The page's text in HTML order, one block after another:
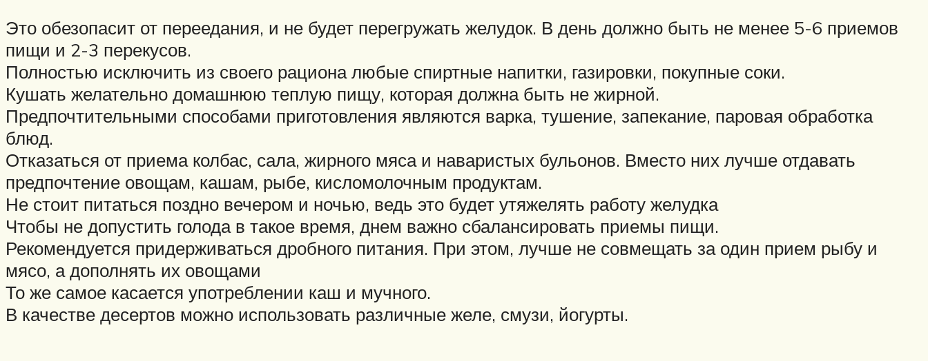
Это обезопасит от переедания, и не будет перегружать желудок. В день должно быть не менее 5-6 приемов
пищи и 2-3 перекусов.
Полностью исключить из своего рациона любые спиртные напитки, газировки, покупные соки.
Кушать желательно домашнюю теплую пищу, которая должна быть не жирной.
Предпочтительными способами приготовления являются варка, тушение, запекание, паровая обработка
блюд.
Отказаться от приема колбас, сала, жирного мяса и наваристых бульонов. Вместо них лучше отдавать
предпочтение овощам, кашам, рыбе, кисломолочным продуктам.
Не стоит питаться поздно вечером и ночью, ведь это будет утяжелять работу желудка
Чтобы не допустить голода в такое время, днем важно сбалансировать приемы пищи.
Рекомендуется придерживаться дробного питания. При этом, лучше не совмещать за один прием рыбу и
мясо, а дополнять их овощами
То же самое касается употреблении каш и мучного.
В качестве десертов можно использовать различные желе, смузи, йогурты.